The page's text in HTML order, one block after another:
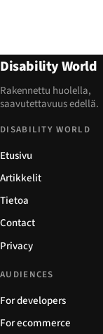
Disability World
Rakennettu huolella,
saavutettavuus edellä.
DISABILITY WORLD
Etusivu
Artikkelit
Tietoa
Contact
Privacy
AUDIENCES
For developers
For ecommerce